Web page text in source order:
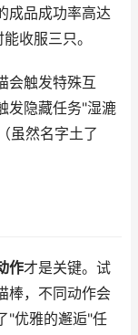
成品成功率高达
收服三只。
会触发特殊互
发隐藏任务"湿漉
虽然名字土了
作才是关键。试
棒，不同动作会
"优雅的邂逅"任